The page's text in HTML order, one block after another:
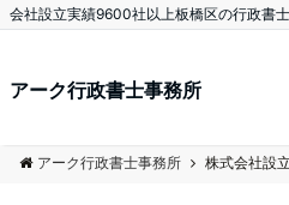
会社設立実績9600社以上板橋区の行政書
アーク行政書士事務所
アーク行政書士事務所 株式会社設